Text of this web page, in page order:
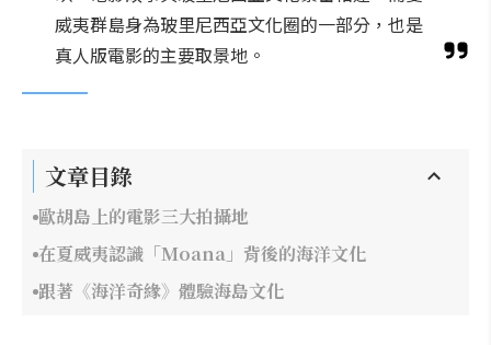
威夷群島身為玻里尼西亞文化圈的一部分，也是
真人版電影的主要取景地。
文章目錄
歐胡島上的電影三大拍攝地
在夏威夷認識「Moana」背後的海洋文化
跟著《海洋奇緣》體驗海島文化